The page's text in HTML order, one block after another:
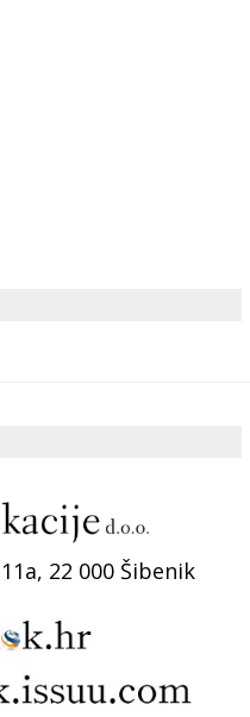
22 000 Šibenik